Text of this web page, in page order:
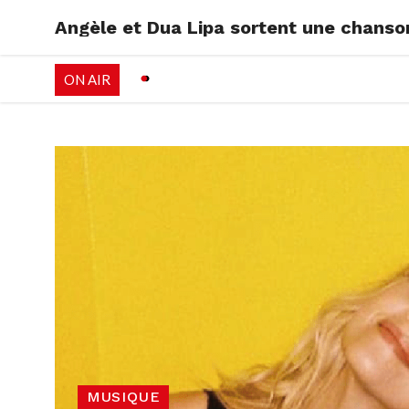
RADIO
Angèle et Dua Lipa sortent une
ON AIR
MUSIQUE